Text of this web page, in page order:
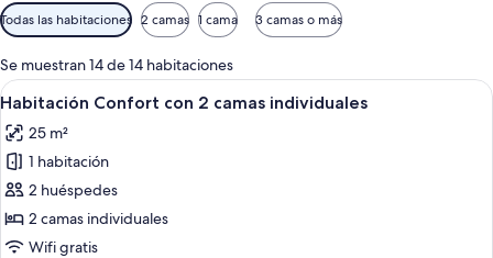
Filtros
disponibles
para
las
habitaciones
Todas las habitaciones 2 camas 1 cama 3 camas o más
Se muestran 14 de 14 habitaciones
Abrir
todas
las
fotos
de
Habitación
Confort
Habitación de hotel con cama, una
11
Habitación Confort con 2 camas individuales
25 m²
1 habitación
2 huéspedes
2 camas individuales
Wifi gratis